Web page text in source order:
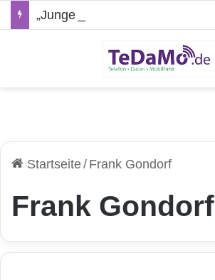
Startseite/ Frank Gondorf
Frank Gondorf